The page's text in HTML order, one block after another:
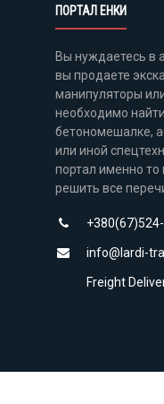
ПОРТАЛ ЕНКИ
Вы нуждаетесь в
вы продаете
манипуляторы
необходимо
бетономешалке,
или иной
портал именно
решить все
info@lardi-
Freight